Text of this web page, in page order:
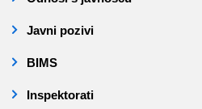
Javni pozivi
BIMS
Inspektorati